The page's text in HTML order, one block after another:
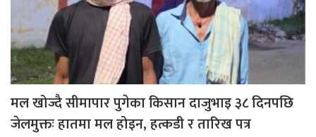
मल खोज्दै सीमापार पुगेका किसान दाजुभाइ ३८ दिनपछि
जेलमुक्तः हातमा मल होइन, हत्कडी र तारिख पत्र